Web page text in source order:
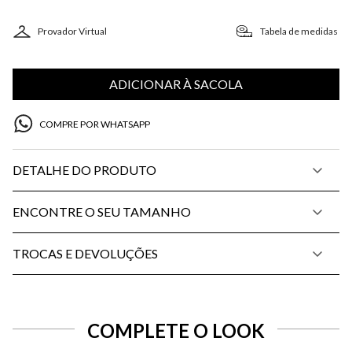
Provador Virtual Tabela de medidas
ADICIONAR À SACOLA
COMPRE POR WHATSAPP
DETALHE DO PRODUTO
ENCONTRE O SEU TAMANHO
TROCAS E DEVOLUÇÕES
COMPLETE O LOOK